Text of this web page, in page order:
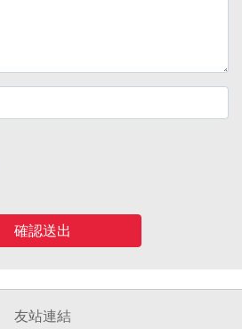
確認送出
友站連結